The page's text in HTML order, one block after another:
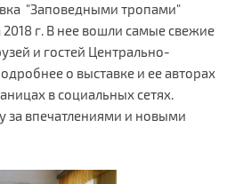
"Заповедными тропами"
2018 г. В нее вошли самые свежие
и гостей Центрально-
о выставке и ее авторах
в социальных сетях.
за впечатлениями и новыми